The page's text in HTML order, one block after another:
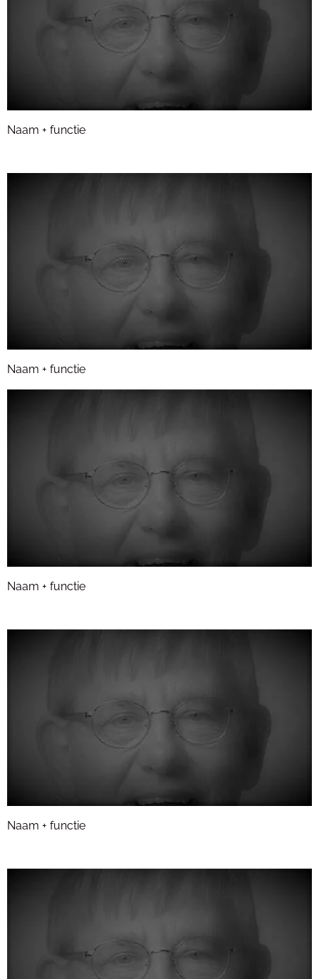
Naam + functie
Naam + functie
Naam + functie
Naam + functie